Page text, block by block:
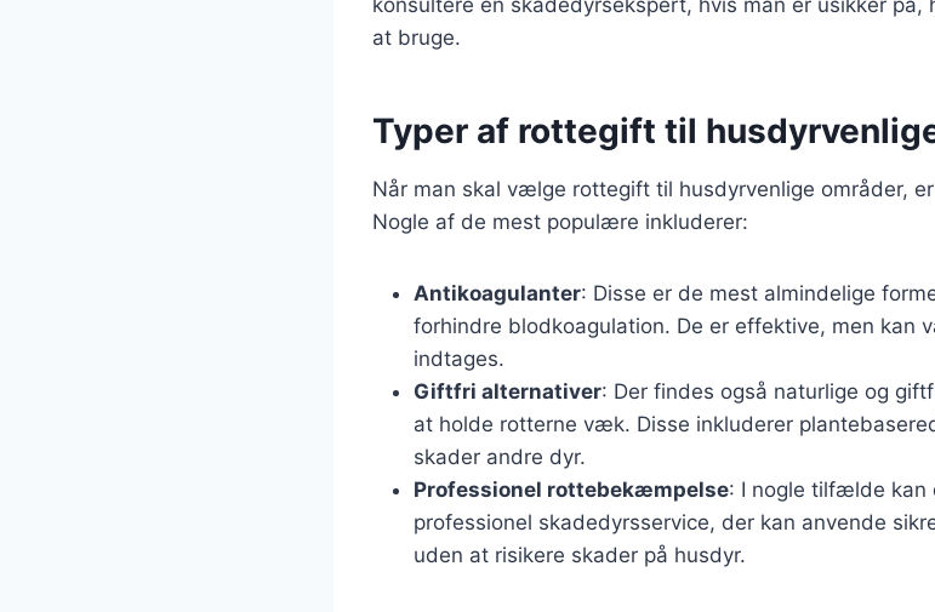
at bruge.
Typer af rottegift til
Når man skal vælge rottegift til husdyrvenlige områder,
Nogle af de mest populære inkluderer:
Antikoagulanter: Disse er de mest almindelige
forhindre blodkoagulation. De er effektive, men kan
indtages.
Giftfri alternativer: Der findes også naturlige og
at holde rotterne væk. Disse inkluderer
skader andre dyr.
Professionel rottebekæmpelse: I nogle tilfælde
professionel skadedyrsservice, der kan anvende
uden at risikere skader på husdyr.